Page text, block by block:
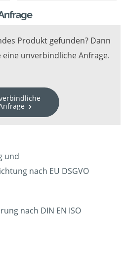
Produkt gefunden? Dann
eine unverbindliche Anfrage.
und
nach EU DSGVO
nach DIN EN ISO